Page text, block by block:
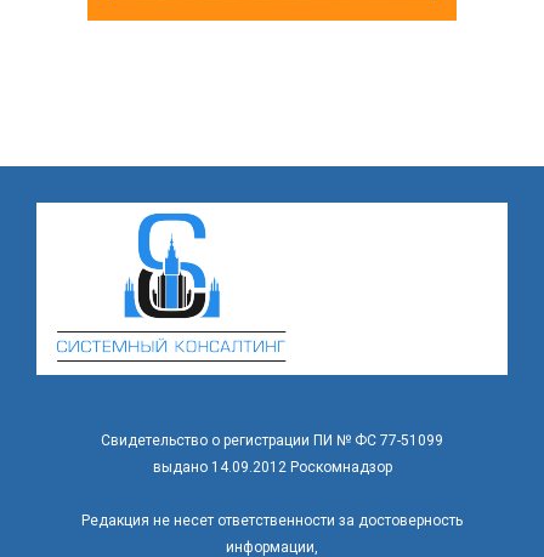
Свидетельство о регистрации ПИ № ФС 77-51099
выдано 14.09.2012 Роскомнадзор
Редакция не несет ответственности за достоверность
информации,